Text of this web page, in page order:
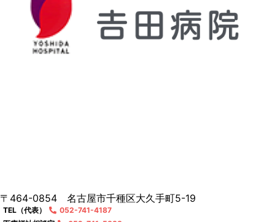
〒464-0854 名古屋市千種区大久手町5-19
TEL（代表）
052-741-4187